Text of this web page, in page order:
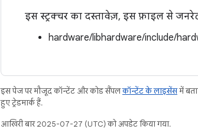
इस स्ट्रक्चर का दस्तावेज़, इस फ़ाइल से
hardware/libhardware/include/
इस पेज पर मौजूद कॉन्टेंट और कोड सैंपलकॉन्टेंट के लाइसेंसमें
हुए ट्रेडमार्क हैं.
आखिरी बार 2025-07-27 (UTC) को अपडेट किया गया.